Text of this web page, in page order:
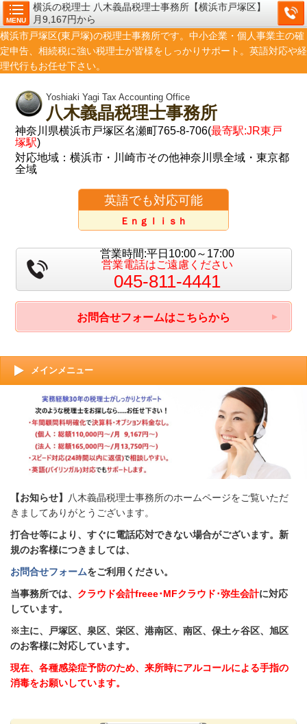
MENU
横浜の税理士 八木義晶税理士事務所【横浜市戸塚区】
月9,167円から
横浜市戸塚区(東戸塚)の税理士事務所です。中小企業・個人事業主の確
定申告、相続税に強い税理士が皆様をしっかりサポート。英語対応や経
理代行もお任せ下さい。
Yoshiaki Yagi Tax Accounting Office
八木義晶税理士事務所
神奈川県横浜市戸塚区名瀬町765-8-706(最寄駅:JR東戸
塚駅)
対応地域：横浜市・川崎市その他神奈川県全域・東京都
全域
英語でも対応可能
Ｅｎｇｌｉｓｈ
営業時間:平日10:00～17:00
営業電話はご遠慮ください
045-811-4441
お問合せフォームはこちらから
メインメニュー
【お知らせ】
八木義晶税理士事務所のホームページをご覧いただ
きましてありがとうございます。
打合せ等により、すぐに電話応対できない場合がございます。新
規のお客様につきましては、
お問合せフォームをご利用ください。
当事務所では、 クラウド会計freee･MFクラウド･弥生会計に対応
しています。
※主に、戸塚区、泉区、栄区、港南区、南区、保土ヶ谷区、旭区
のお客様に対応しています。
現在、各種感染症予防のため、来所時にアルコールによる手指の
消毒をお願いしています。